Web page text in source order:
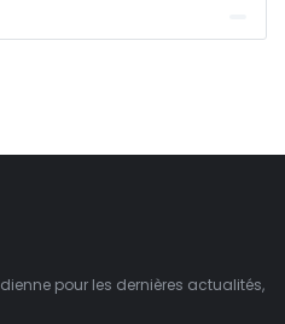
pour les dernières actualités,